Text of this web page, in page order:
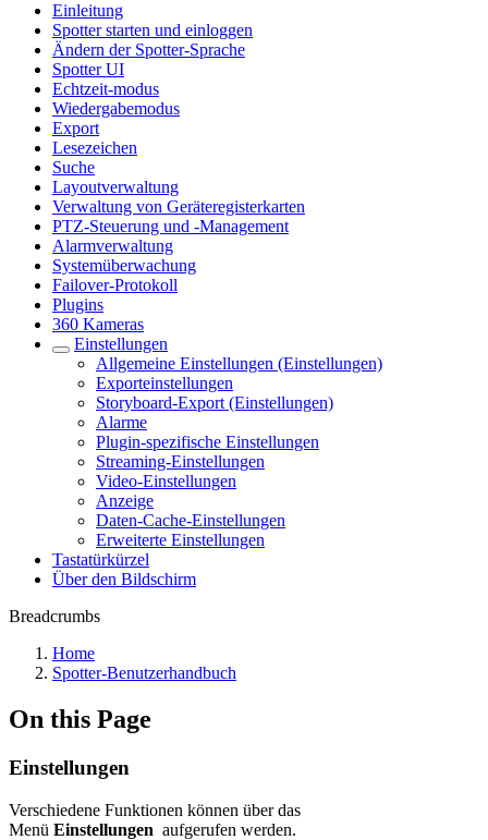
Einleitung
Spotter starten und einloggen
Ändern der Spotter-Sprache
Spotter UI
Echtzeit-modus
Wiedergabemodus
Export
Lesezeichen
Suche
Layoutverwaltung
Verwaltung von Geräteregisterkarten
PTZ-Steuerung und -Management
Alarmverwaltung
Systemüberwachung
Failover-Protokoll
Plugins
360 Kameras
Einstellungen
Allgemeine Einstellungen (Einstellungen)
Exporteinstellungen
Storyboard-Export (Einstellungen)
Alarme
Plugin-spezifische Einstellungen
Streaming-Einstellungen
Video-Einstellungen
Anzeige
Daten-Cache-Einstellungen
Erweiterte Einstellungen
Tastatürkürzel
Über den Bildschirm
Breadcrumbs
Home
Spotter-Benutzerhandbuch
On this Page
Einstellungen
Verschiedene Funktionen können über das
Menü Einstellungen aufgerufen werden.